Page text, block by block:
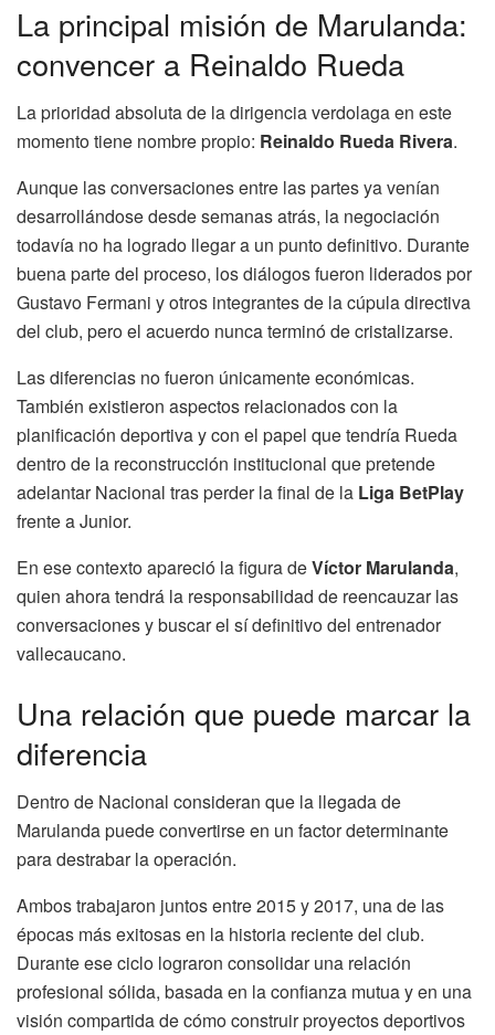
La principal misión de Marulanda:
convencer a Reinaldo Rueda
La prioridad absoluta de la dirigencia verdolaga en este
momento tiene nombre propio: Reinaldo Rueda Rivera.
Aunque las conversaciones entre las partes ya venían
desarrollándose desde semanas atrás, la negociación
todavía no ha logrado llegar a un punto definitivo. Durante
buena parte del proceso, los diálogos fueron liderados por
Gustavo Fermani y otros integrantes de la cúpula directiva
del club, pero el acuerdo nunca terminó de cristalizarse.
Las diferencias no fueron únicamente económicas.
También existieron aspectos relacionados con la
planificación deportiva y con el papel que tendría Rueda
dentro de la reconstrucción institucional que pretende
adelantar Nacional tras perder la final de la Liga BetPlay
frente a Junior.
En ese contexto apareció la figura deVíctor Marulanda,
quien ahora tendrá la responsabilidad de reencauzar las
conversaciones y buscar el sí definitivo del entrenador
vallecaucano.
Una relación que puede marcar la
diferencia
Dentro de Nacional consideran que la llegada de
Marulanda puede convertirse en un factor determinante
para destrabar la operación.
Ambos trabajaron juntos entre 2015 y 2017, una de las
épocas más exitosas en la historia reciente del club.
Durante ese ciclo lograron consolidar una relación
profesional sólida, basada en la confianza mutua y en una
visión compartida de cómo construir proyectos deportivos